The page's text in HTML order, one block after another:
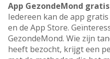
App GezondeMond
Iedereen kan de app
en de App Store.
GezondeMond. Wie zijn
heeft bezocht, krijgt een